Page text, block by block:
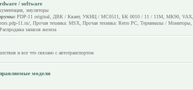
/ software
эмуляторы
PDP-11 original ДВК / Квант, УКНЦ / МС0511 БК 0010 / 11 / 11M, МК90, VAX,
11.ru/, Прочая техника: MSX, Прочая техника: Retro PC Терминалы / Мониторы,
Распродажа запасов железа
и все что связано с автотранспортом
модели